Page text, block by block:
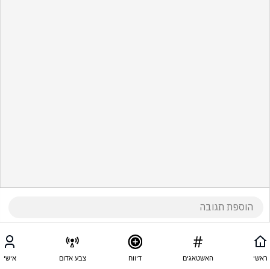
ראשי האשטאגים דיווח צבע אדום אישי